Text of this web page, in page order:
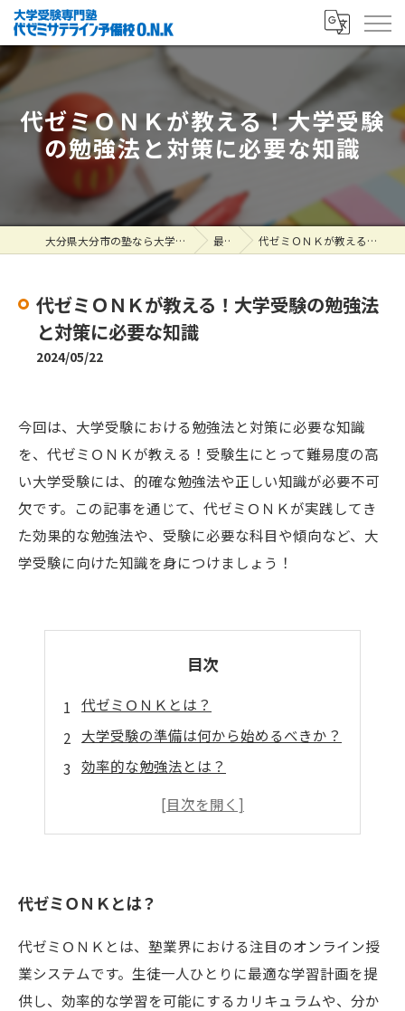
代ゼミＯＮＫが教える！大学受験
の勉強法と対策に必要な知識
大分県大分市の塾なら大学受験専門塾 代ゼミサテライン予備校O.N.K 最新情報 代ゼミＯＮＫが教える！大学受験の勉強法と対策に必要な知識
代ゼミＯＮＫが教える！大学受験の勉強法
と対策に必要な知識
2024/05/22
今回は、大学受験における勉強法と対策に必要な知識
を、代ゼミＯＮＫが教える！受験生にとって難易度の高
い大学受験には、的確な勉強法や正しい知識が必要不可
欠です。この記事を通じて、代ゼミＯＮＫが実践してき
た効果的な勉強法や、受験に必要な科目や傾向など、大
学受験に向けた知識を身につけましょう！
目次
代ゼミＯＮＫとは？
大学受験の準備は何から始めるべきか？
効率的な勉強法とは？
志望校別の対策
代ゼミＯＮＫとは？
代ゼミＯＮＫとは、塾業界における注目のオンライン授
業システムです。生徒一人ひとりに最適な学習計画を提
供し、効率的な学習を可能にするカリキュラムや、分か